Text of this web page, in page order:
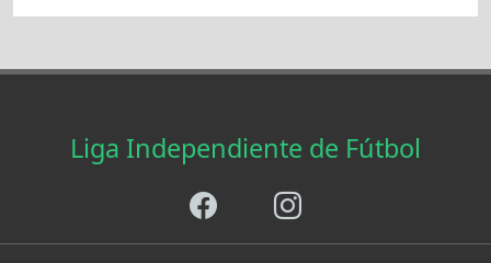
Liga Independiente de Fútbol